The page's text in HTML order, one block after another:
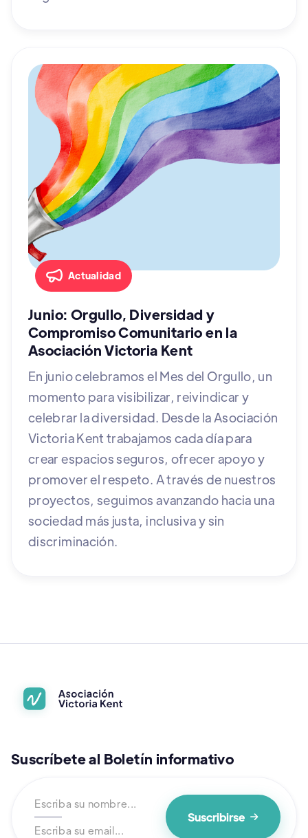
Actualidad
Junio: Orgullo, Diversidad y
Compromiso Comunitario en la
Asociación Victoria Kent
En junio celebramos el Mes del Orgullo, un
momento para visibilizar, reivindicar y
celebrar la diversidad. Desde la Asociación
Victoria Kent trabajamos cada día para
crear espacios seguros, ofrecer apoyo y
promover el respeto. A través de nuestros
proyectos, seguimos avanzando hacia una
sociedad más justa, inclusiva y sin
discriminación.
Suscríbete al Boletín informativo
